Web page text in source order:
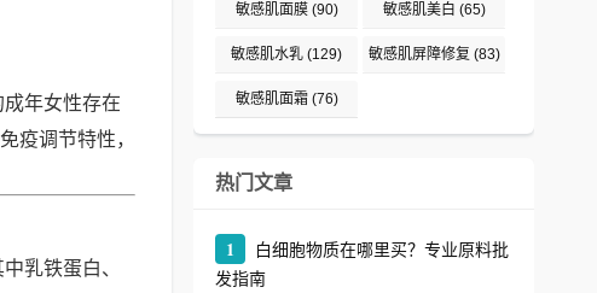
年女性存在
疫调节特性，
乳铁蛋白、
敏感肌面膜(90) 敏感肌美白 (65)
敏感肌水乳 (129) 敏感肌屏障修复 (83)
敏感肌面霜(76)
热门文章
1
白细胞物质在哪里买？专业原料批
发指南